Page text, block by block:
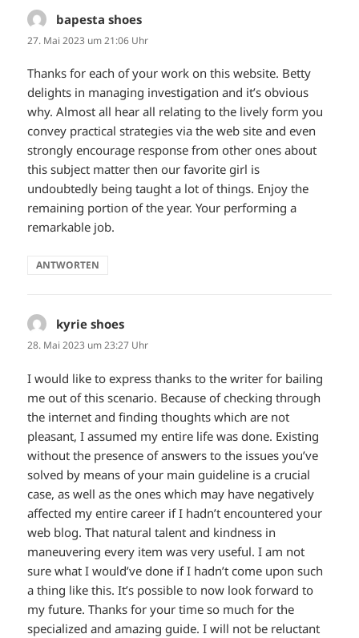
bapesta shoes
27. Mai 2023 um 21:06 Uhr
Thanks for each of your work on this website. Betty
delights in managing investigation and it’s obvious
why. Almost all hear all relating to the lively form you
convey practical strategies via the web site and even
strongly encourage response from other ones about
this subject matter then our favorite girl is
undoubtedly being taught a lot of things. Enjoy the
remaining portion of the year. Your performing a
remarkable job.
ANTWORTEN
kyrie shoes
28. Mai 2023 um 23:27 Uhr
I would like to express thanks to the writer for bailing
me out of this scenario. Because of checking through
the internet and finding thoughts which are not
pleasant, I assumed my entire life was done. Existing
without the presence of answers to the issues you’ve
solved by means of your main guideline is a crucial
case, as well as the ones which may have negatively
affected my entire career if I hadn’t encountered your
web blog. That natural talent and kindness in
maneuvering every item was very useful. I am not
sure what I would’ve done if I hadn’t come upon such
a thing like this. It’s possible to now look forward to
my future. Thanks for your time so much for the
specialized and amazing guide. I will not be reluctant